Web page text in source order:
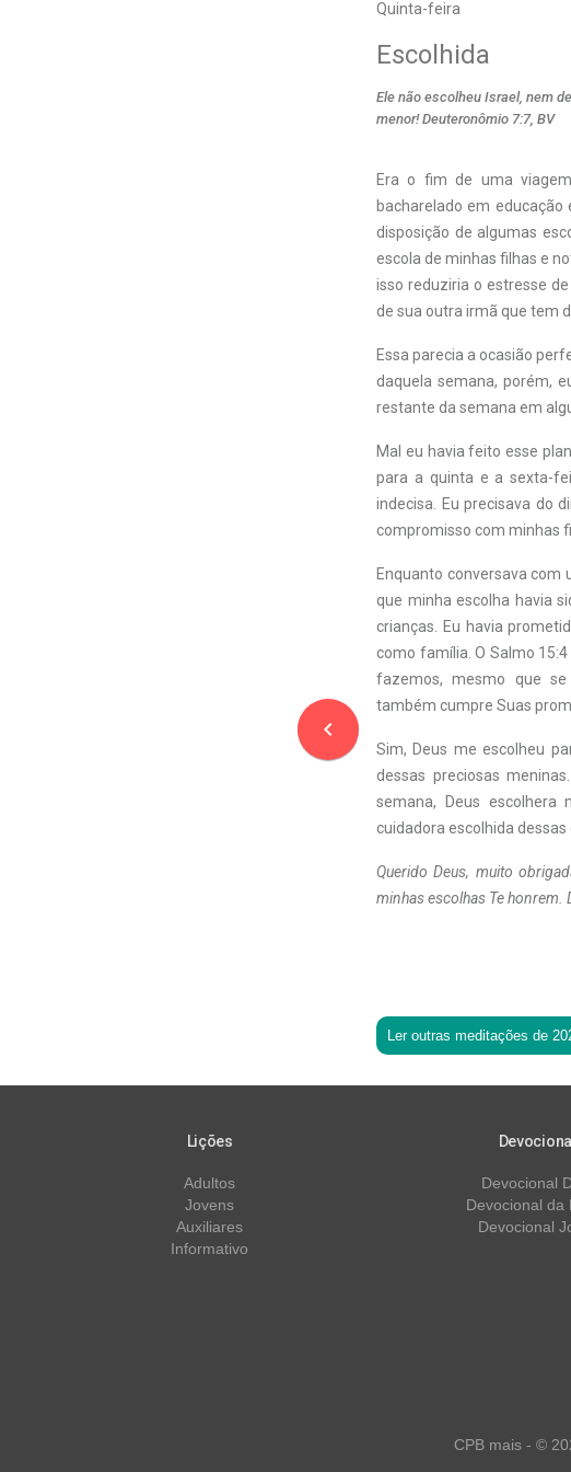
Quinta-feira
navigate_before
Escolhida
Ele não escolheu Israel, nem
menor! Deuteronômio 7:7, BV
Era o fim de uma
bacharelado em
disposição de algumas
escola de minhas filhas e
isso reduziria o estresse
de sua outra irmã que tem
Essa parecia a ocasião
daquela semana, porém,
restante da semana em
Mal eu havia feito esse
para a quinta e a sexta-
indecisa. Eu precisava do
compromisso com minhas
Enquanto conversava com
que minha escolha havia
crianças. Eu havia
como família. O Salmo
fazemos, mesmo que se
também cumpre Suas
Sim, Deus me escolheu
dessas preciosas
semana, Deus
cuidadora escolhida dessas
Querido Deus, muito
minhas escolhas Te honrem.
Ler outras meditações de
Lições
Adultos
Jovens
Auxiliares
Informativo
Devocional
Devocional da
Devocional
CPB mais - ©